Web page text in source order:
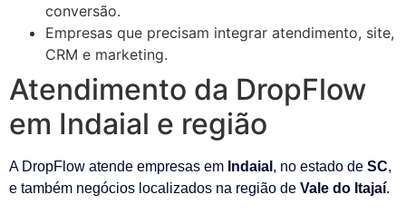
conversão.
Empresas que precisam integrar atendimento, site,
CRM e marketing.
Atendimento da DropFlow
em Indaial e região
A DropFlow atende empresas em Indaial , no estado de SC,
e também negócios localizados na região de Vale do Itajaí.